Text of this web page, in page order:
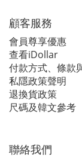
顧客服務
會員尊享優惠
查看iDollar
付款方式、條款
私隱政策聲明
退換貨政策
尺碼及韓文參考
聯絡我們